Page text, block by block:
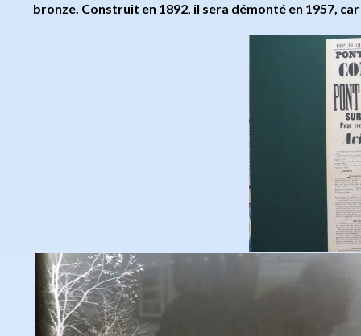
bronze. Construit en 1892, il sera démonté en 1957,